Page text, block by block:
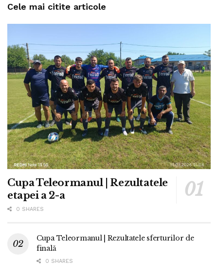
Cele mai citite articole
Cupa Teleormanul | Rezultatele
etapei a 2-a
0 SHARES
Cupa Teleormanul | Rezultatele sferturilor de
finală
0 SHARES